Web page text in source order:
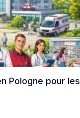
Pologne pour les